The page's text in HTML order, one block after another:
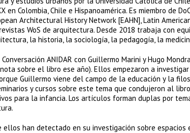
Colombia, Chile e Hispanoamérica. Es miembro de
Architectural History Network [EAHN], Latin
WoS de arquitectura. Desde 2018 trabaja con
la historia, la sociología, la pedagogía, la
ANIDAR con Guillermo Marini y Hugo
sobre el libro ese año). Ellos empezaron a
Guillermo viene del campo de la educación y la
y cursos sobre este tema que condujeron al
para la infancia. Los artículos forman duplas por
han detectado en su investigación sobre espacios